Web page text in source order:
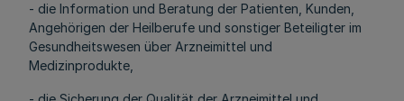
- die Information und Beratung der Patienten, Kunden,
Angehörigen der Heilberufe und sonstiger Beteiligter im
Gesundheitswesen über Arzneimittel und
Medizinprodukte,